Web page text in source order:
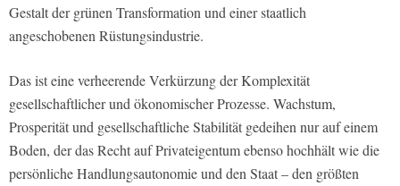
Gestalt der grünen Transformation und einer staatlich
angeschobenen Rüstungsindustrie.
Das ist eine verheerende Verkürzung der Komplexität
gesellschaftlicher und ökonomischer Prozesse. Wachstum,
Prosperität und gesellschaftliche Stabilität gedeihen nur auf einem
Boden, der das Recht auf Privateigentum ebenso hochhält wie die
persönliche Handlungsautonomie und den Staat – den größten